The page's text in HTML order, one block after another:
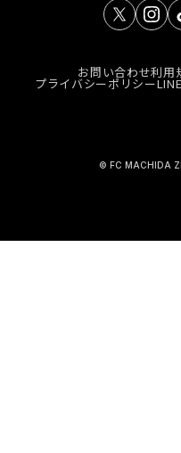
お問い合わせ利用
プライバシーポリシー
© FC MACHIDA